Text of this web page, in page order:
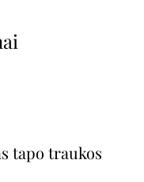
tapo traukos